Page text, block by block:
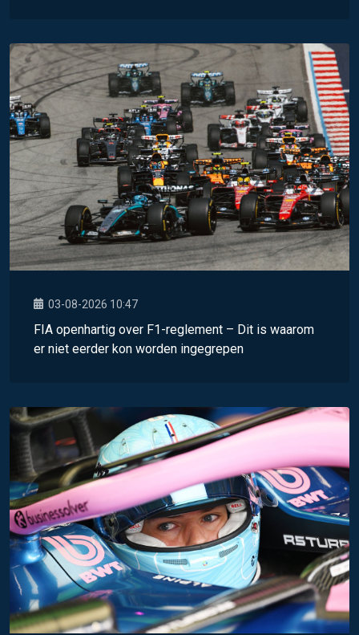
03-08-2026 10:47
FIA openhartig over F1-reglement – Dit is waarom
er niet eerder kon worden ingegrepen